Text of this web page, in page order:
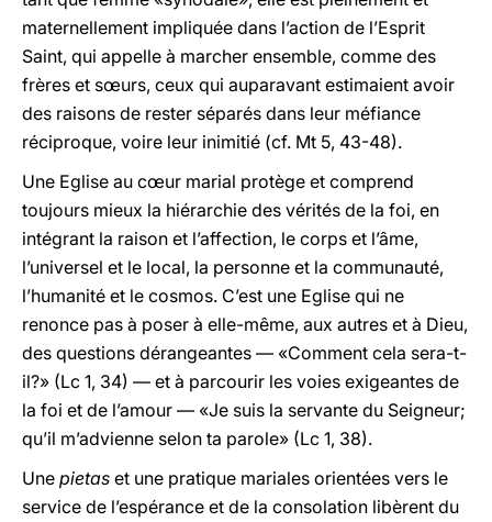
maternellement impliquée dans l’action de l’Esprit
Saint, qui appelle à marcher ensemble, comme des
frères et sœurs, ceux qui auparavant estimaient avoir
des raisons de rester séparés dans leur méfiance
réciproque, voire leur inimitié (cf. Mt 5, 43-48).
Une Eglise au cœur marial protège et comprend
toujours mieux la hiérarchie des vérités de la foi, en
intégrant la raison et l’affection, le corps et l’âme,
l’universel et le local, la personne et la communauté,
l’humanité et le cosmos. C’est une Eglise qui ne
renonce pas à poser à elle-même, aux autres et à Dieu,
des questions dérangeantes — «Comment cela sera-t-
il?» (Lc 1, 34) — et à parcourir les voies exigeantes de
la foi et de l’amour — «Je suis la servante du Seigneur;
qu’il m’advienne selon ta parole» (Lc 1, 38).
Une pietas et une pratique mariales orientées vers le
service de l’espérance et de la consolation libèrent du